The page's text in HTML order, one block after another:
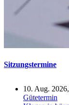
Sitzungstermine
10. Aug.
Gütetermin